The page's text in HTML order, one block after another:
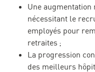
Une augmentation
nécessitant le
employés pour
retraites ;
La progression
des meilleurs